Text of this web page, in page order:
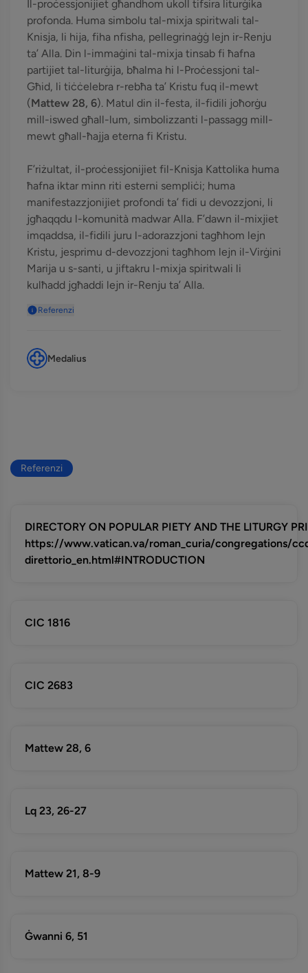
Il-proċessjonijiet għandhom ukoll tifsira liturġika
profonda. Huma simbolu tal-mixja spiritwali tal-
Knisja, li hija, fiha nfisha, pellegrinaġġ lejn ir-Renju
ta’ Alla. Din l-immaġini tal-mixja tinsab fi ħafna
partijiet tal-liturġija, bħalma hi l-Proċessjoni tal-
Għid, li tiċċelebra r-rebħa ta’ Kristu fuq il-mewt
(Mattew 28, 6). Matul din il-festa, il-fidili joħorġu
mill-iswed għall-lum, simbolizzanti l-passagg mill-
mewt għall-ħajja eterna fi Kristu.
F’riżultat, il-proċessjonijiet fil-Knisja Kattolika huma
ħafna iktar minn riti esterni sempliċi; huma
manifestazzjonijiet profondi ta’ fidi u devozzjoni, li
jgħaqqdu l-komunità madwar Alla. F’dawn il-mixjiet
imqaddsa, il-fidili juru l-adorazzjoni tagħhom lejn
Kristu, jesprimu d-devozzjoni tagħhom lejn il-Virġini
Marija u s-santi, u jiftakru l-mixja spiritwali li
kulħadd jgħaddi lejn ir-Renju ta’ Alla.
Referenzi
Medalius
Referenzi
DIRECTORY ON POPULAR PIETY AND THE LITURGY
https://www.vatican.va/roman_curia/congregations/
direttorio_en.html#INTRODUCTION
CIC 1816
CIC 2683
Mattew 28, 6
Lq 23, 26-27
Mattew 21, 8-9
Ġwanni 6, 51